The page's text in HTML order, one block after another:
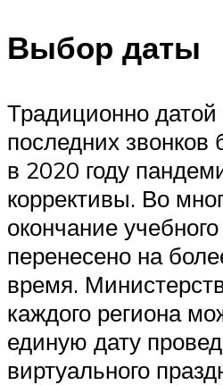
Выбор даты
Традиционно
последних
в 2020 году
коррективы. Во
окончание учебного
перенесено на
время.
каждого региона
единую дату
виртуального